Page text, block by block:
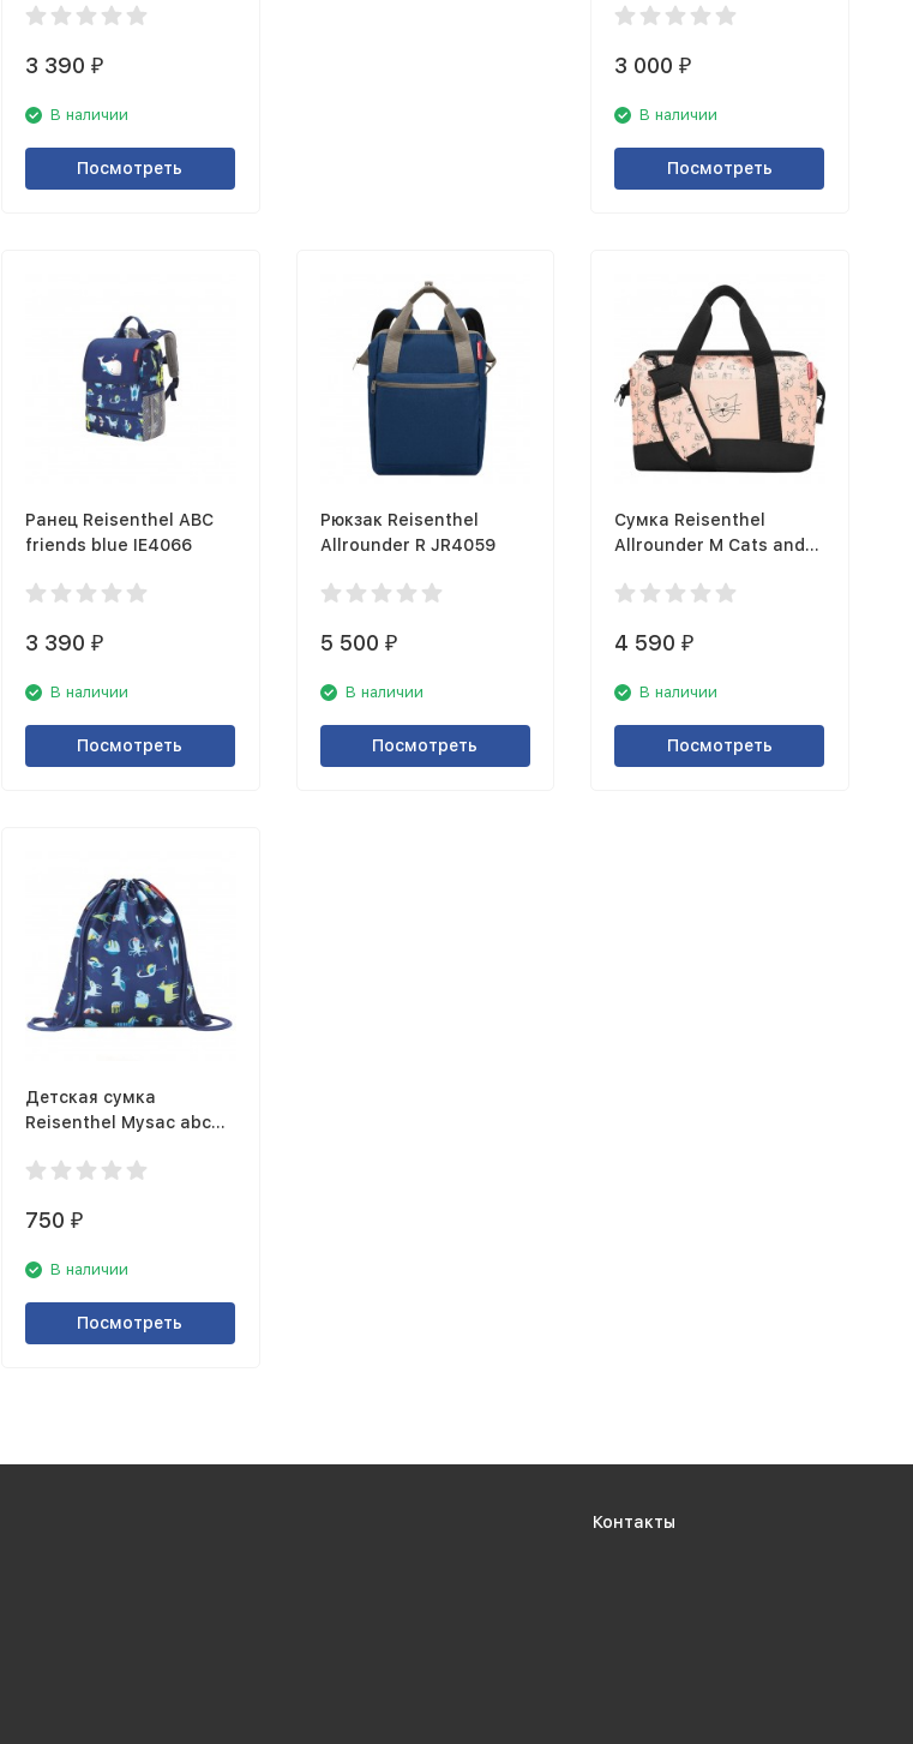
3 390 ₽
В наличии
Посмотреть
3 000₽
В наличии
Посмотреть
Ранец Reisenthel ABC
friends blue IE4066
3 390 ₽
В наличии
Посмотреть
Рюкзак Reisenthel
Allrounder R JR4059
5 500 ₽
В наличии
Посмотреть
Сумка Reisenthel
Allrounder M Cats and
4 590₽
В наличии
Посмотреть
Детская сумка
Reisenthel Mysac abc
750 ₽
В наличии
Посмотреть
Контакты